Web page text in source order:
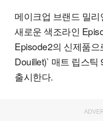
메이크업 브랜드 밀
새로운 색조라인
Episode2의 신제품
Douillet)` 매트 립스
출시한다.